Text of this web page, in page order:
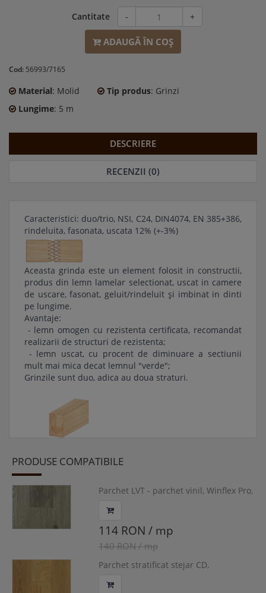
Cantitate - +
ADAUGĂ ÎN COŞ
Cod: 56993/7165
Material: Molid Tip produs: Grinzi
Lungime: 5 m
DESCRIERE
RECENZII (0)
Caracteristici: duo/trio, NSI, C24, DIN4074, EN 385+386,
rindeluita, fasonata, uscata 12% (+-3%)
Aceasta grinda este un element folosit in constructii,
produs din lemn lamelar selectionat, uscat in camere
de uscare, fasonat, geluit/rindeluit și imbinat in dinti
pe lungime.
Avantaje:
- lemn omogen cu rezistenta certificata, recomandat
realizarii de structuri de rezistenta;
- lemn uscat, cu procent de diminuare a sectiunii
mult mai mica decat lemnul "verde";
Grinzile sunt duo, adica au doua straturi.
Prin stratificare, grinzile capata o rezistenta foarte
Grinzile pot fi si debitate fara vreun cost suplimentar.
PRODUSE COMPATIBILE
Parchet LVT - parchet vinil, Winflex Pro,
WINPRO-1143/1
114 RON / mp
140 RON / mp
Parchet stratificat stejar CD,
OAK400